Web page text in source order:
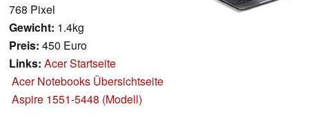
768 Pixel
Gewicht: 1.4kg
Preis: 450 Euro
Links: Acer Startseite
Acer Notebooks Übersichtseite
Aspire 1551-5448 (Modell)